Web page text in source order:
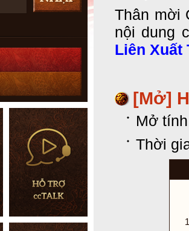
Thân mời
nội dung
Liên Xuất
[Mở]
Mở
Thời